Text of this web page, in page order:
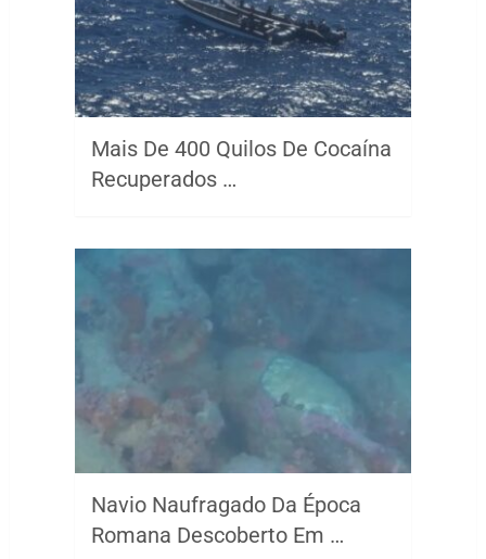
Mais De 400 Quilos De Cocaína
Recuperados …
Navio Naufragado Da Época
Romana Descoberto Em …